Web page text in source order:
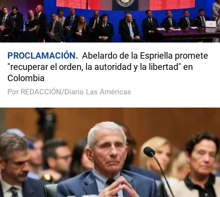
PROCLAMACIÓN
Abelardo de la Espriella promete
"recuperar el orden, la autoridad y la libertad" en
Colombia
Por REDACCIÓN/Diario Las Américas